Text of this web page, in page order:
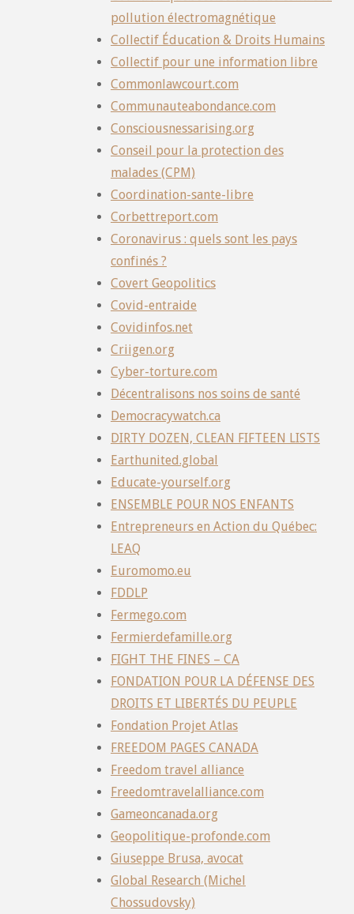
pollution électromagnétique
Collectif Éducation & Droits Humains
Collectif pour une information libre
Commonlawcourt.com
Communauteabondance.com
Consciousnessarising.org
Conseil pour la protection des
malades (CPM)
Coordination-sante-libre
Corbettreport.com
Coronavirus : quels sont les pays
confinés ?
Covert Geopolitics
Covid-entraide
Covidinfos.net
Criigen.org
Cyber-torture.com
Décentralisons nos soins de santé
Democracywatch.ca
DIRTY DOZEN, CLEAN FIFTEEN LISTS
Earthunited.global
Educate-yourself.org
ENSEMBLE POUR NOS ENFANTS
Entrepreneurs en Action du Québec:
LEAQ
Euromomo.eu
FDDLP
Fermego.com
Fermierdefamille.org
FIGHT THE FINES – CA
FONDATION POUR LA DÉFENSE DES
DROITS ET LIBERTÉS DU PEUPLE
Fondation Projet Atlas
FREEDOM PAGES CANADA
Freedom travel alliance
Freedomtravelalliance.com
Gameoncanada.org
Geopolitique-profonde.com
Giuseppe Brusa, avocat
Global Research (Michel
Chossudovsky)